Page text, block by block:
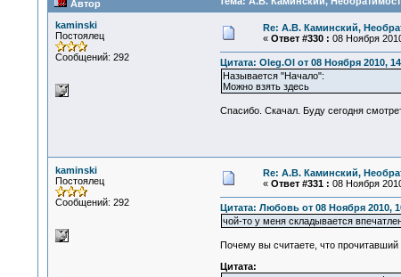
Автор
kaminski
Постоялец
Сообщений: 292
Re: А.В. Каминский,
« Ответ #330 : 08 Ноября
Цитата: Oleg.Ol от 08 Ноября 2010,
Называется "Начало":
Можно взять здесь
Спасибо. Скачал. Буду сегодня
kaminski
Постоялец
Сообщений: 292
Re: А.В. Каминский,
« Ответ #331 : 08 Ноября
Цитата: Любовь от 08 Ноября 2010,
чой-то у меня складывается
Почему вы считаете, что
Цитата: